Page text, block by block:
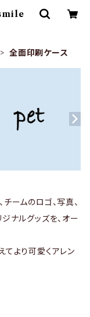
全面印刷ケース
ームのロゴ、写真、
ナルグッズを、オー
てより可愛くアレン